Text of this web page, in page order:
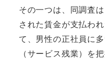
その一つは、同調査
された賃金が支払わ
て、男性の正社員に
（サービス残業）を